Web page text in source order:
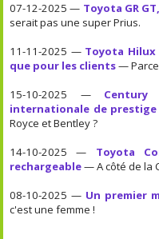
07-12-2025 — Toyota GR
serait pas une super Prius.
11-11-2025 — Toyota
que pour les clients—
15-10-2025 —
internationale de prestige
Royce et Bentley ?
14-10-2025 — Toyota
rechargeable— A côté de la
08-10-2025 — Un premier
c'est une femme !